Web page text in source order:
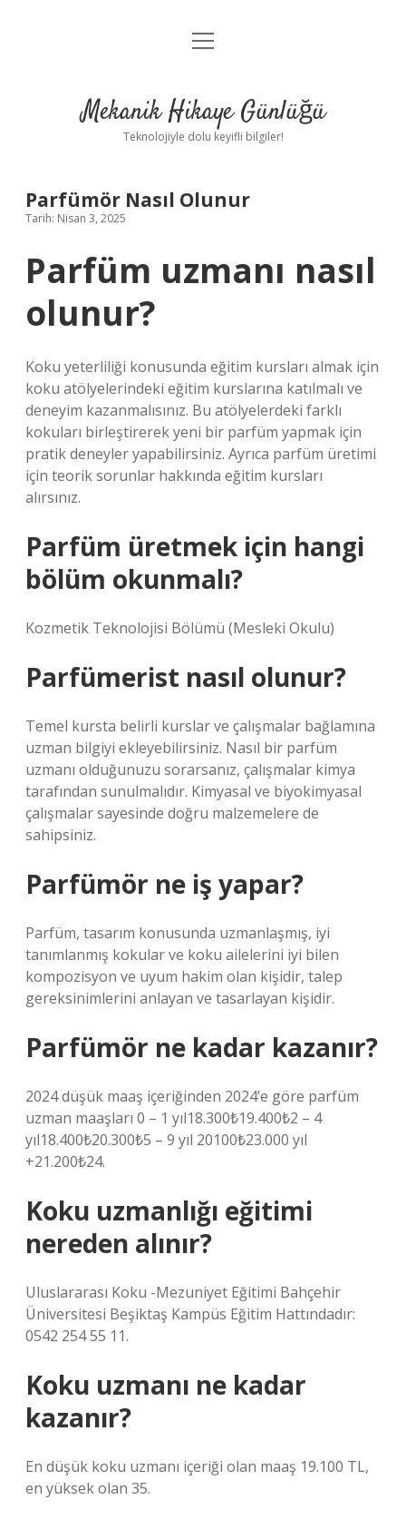
Anasayfa
Yasal Uyarı
menüyü
Mekanik Hikaye Günlüğü
Teknolojiyle dolu keyifli bilgiler!
Parfümör Nasıl Olunur
Tarih: Nisan 3, 2025
Parfüm uzmanı nasıl
olunur?
Koku yeterliliği konusunda eğitim kursları almak için
koku atölyelerindeki eğitim kurslarına katılmalı ve
deneyim kazanmalısınız. Bu atölyelerdeki farklı
kokuları birleştirerek yeni bir parfüm yapmak için
pratik deneyler yapabilirsiniz. Ayrıca parfüm üretimi
için teorik sorunlar hakkında eğitim kursları
alırsınız.
Parfüm üretmek için hangi
bölüm okunmalı?
Kozmetik Teknolojisi Bölümü (Mesleki Okulu)
Parfümerist nasıl olunur?
Temel kursta belirli kurslar ve çalışmalar bağlamına
uzman bilgiyi ekleyebilirsiniz. Nasıl bir parfüm
uzmanı olduğunuzu sorarsanız, çalışmalar kimya
tarafından sunulmalıdır. Kimyasal ve biyokimyasal
çalışmalar sayesinde doğru malzemelere de
sahipsiniz.
Parfümör ne iş yapar?
Parfüm, tasarım konusunda uzmanlaşmış, iyi
tanımlanmış kokular ve koku ailelerini iyi bilen
kompozisyon ve uyum hakim olan kişidir, talep
gereksinimlerini anlayan ve tasarlayan kişidir.
Parfümör ne kadar kazanır?
2024 düşük maaş içeriğinden 2024’e göre parfüm
uzman maaşları 0 – 1 yıl18.300₺19.400₺2 – 4
yıl18.400₺20.300₺5 – 9 yıl 20100₺23.000 yıl
+21.200₺24.
Koku uzmanlığı eğitimi
nereden alınır?
Uluslararası Koku -Mezuniyet Eğitimi Bahçehir
Üniversitesi Beşiktaş Kampüs Eğitim Hattındadır:
0542 254 55 11.
Koku uzmanı ne kadar
kazanır?
En düşük koku uzmanı içeriği olan maaş 19.100 TL,
en yüksek olan 35.